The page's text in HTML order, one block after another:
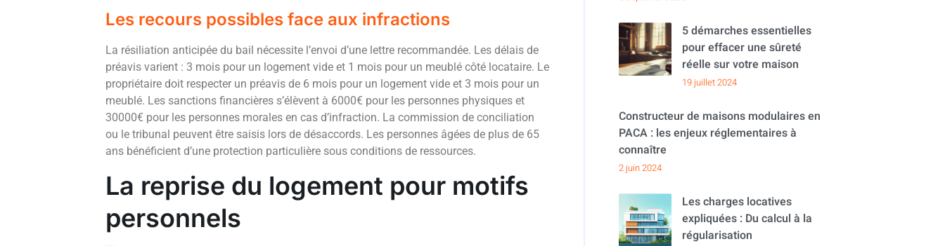
Les recours possibles face aux infractions
La résiliation anticipée du bail nécessite l’envoi d’une lettre recommandée. Les délais de
préavis varient : 3 mois pour un logement vide et 1 mois pour un meublé côté locataire. Le
propriétaire doit respecter un préavis de 6 mois pour un logement vide et 3 mois pour un
meublé. Les sanctions financières s’élèvent à 6000€ pour les personnes physiques et
30000€ pour les personnes morales en cas d’infraction. La commission de conciliation
ou le tribunal peuvent être saisis lors de désaccords. Les personnes âgées de plus de 65
ans bénéficient d’une protection particulière sous conditions de ressources.
La reprise du logement pour motifs
personnels
5 démarches essentielles
pour effacer une sûreté
réelle sur votre maison
19 juillet 2024
Constructeur de maisons modulaires en
PACA : les enjeux réglementaires à
connaître
2 juin 2024
Les charges locatives
expliquées : Du calcul à la
régularisation